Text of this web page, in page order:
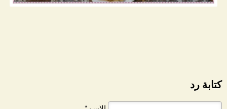
كتابة رد